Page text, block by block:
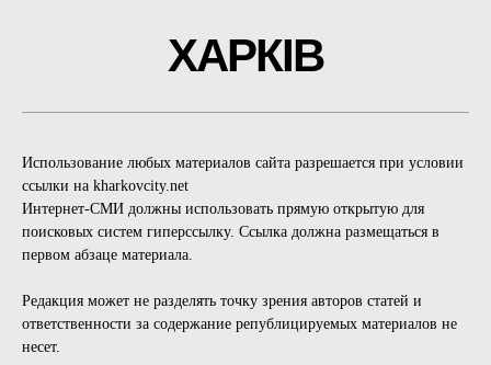
ХАРКІВ
Использование любых материалов сайта разрешается при условии
ссылки на kharkovcity.net
Интернет-СМИ должны использовать прямую открытую для
поисковых систем гиперссылку. Ссылка должна размещаться в
первом абзаце материала.
Редакция может не разделять точку зрения авторов статей и
ответственности за содержание републицируемых материалов не
несет.